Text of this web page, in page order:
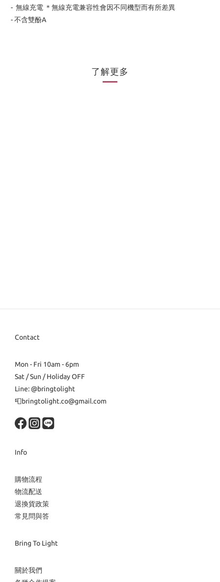
- 無線充電 ＊無線充電兼容性會因不同機型而有所差異
- 不含雙酚A
了解更多
Contact
Mon - Fri 10am - 6pm
Sat / Sun / Holiday OFF
Line: @bringtolight
📮bringtolight.co@gmail.com
Info
購物流程
物流配送
退換貨政策
常見問與答
Bring To Light
關於我們